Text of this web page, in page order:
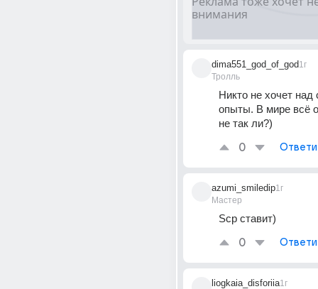
dima551_god_of_god
Тролль
1г
Никто не хочет над
опыты. В мире всё
не так ли?)
0
azumi_smiledip
Мастер
1г
Scp ставит)
0
liogkaia_disforiia1г